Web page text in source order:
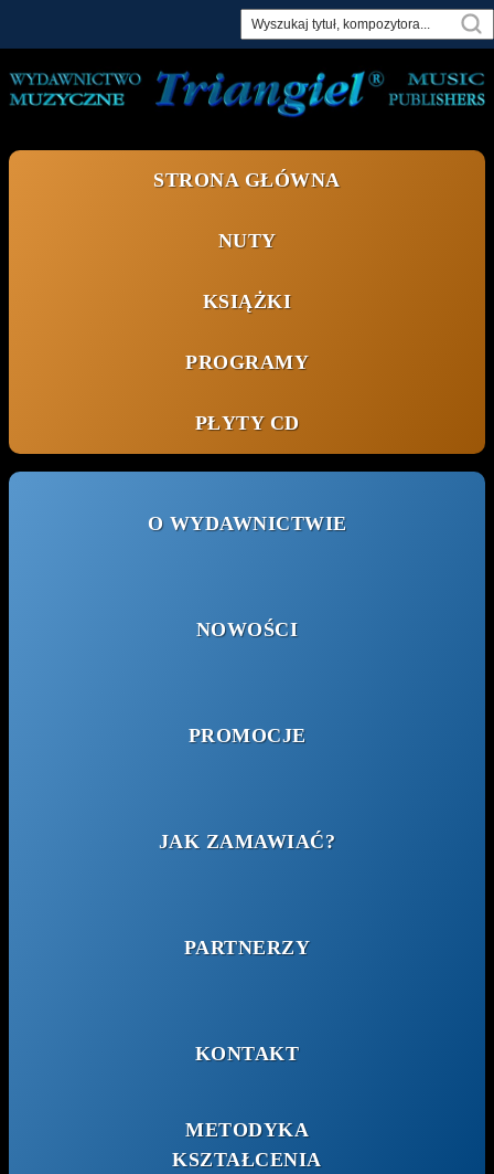
content
STRONA GŁÓWNA
NUTY
KSIĄŻKI
PROGRAMY
PŁYTY CD
O WYDAWNICTWIE
NOWOŚCI
PROMOCJE
JAK ZAMAWIAĆ?
PARTNERZY
KONTAKT
METODYKA
KSZTAŁCENIA